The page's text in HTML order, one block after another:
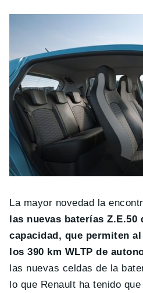
La mayor novedad la
las nuevas baterías Z.E.50
capacidad, que permiten
los 390 km WLTP de
las nuevas celdas de la
lo que Renault ha tenido